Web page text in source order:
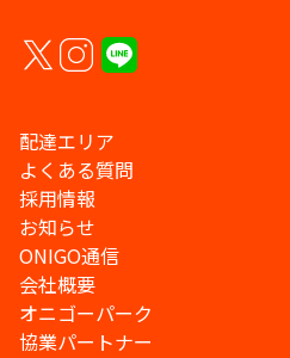
配達エリア
よくある質問
採用情報
お知らせ
ONIGO通信
会社概要
オニゴーパーク
協業パートナー